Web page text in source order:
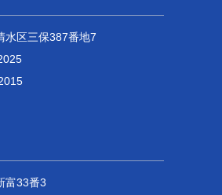
水区三保387番地7
富33番3